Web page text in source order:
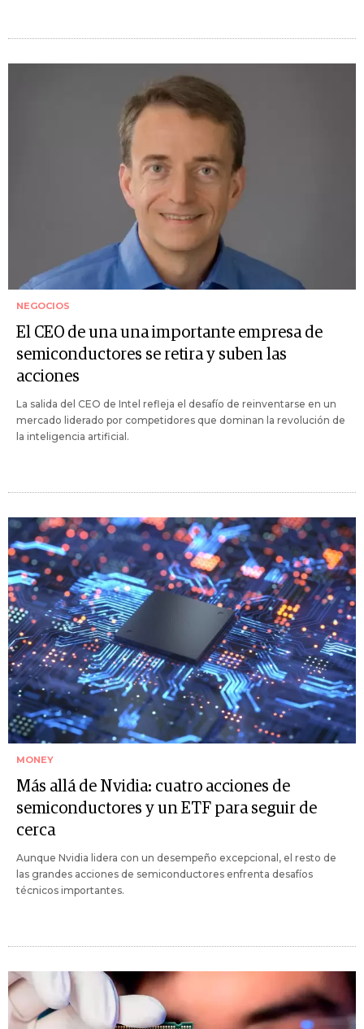
NEGOCIOS
El CEO de una una importante empresa de
semiconductores se retira y suben las
acciones
La salida del CEO de Intel refleja el desafío de reinventarse en un
mercado liderado por competidores que dominan la revolución de
la inteligencia artificial.
MONEY
Más allá de Nvidia: cuatro acciones de
semiconductores y un ETF para seguir de
cerca
Aunque Nvidia lidera con un desempeño excepcional, el resto de
las grandes acciones de semiconductores enfrenta desafíos
técnicos importantes.